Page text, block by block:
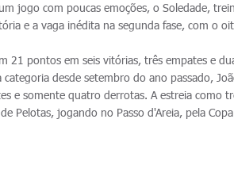
jogo com poucas emoções, o Soledade,
e a vaga inédita na segunda fase, com o
21 pontos em seis vitórias, três empates e
desde setembro do ano passado,
e somente quatro derrotas. A estreia como
Pelotas, jogando no Passo d'Areia, pela Copa